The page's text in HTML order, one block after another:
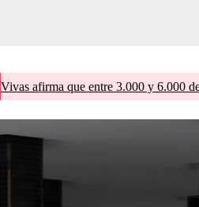
Vivas afirma que entre 3.000 y 6.000